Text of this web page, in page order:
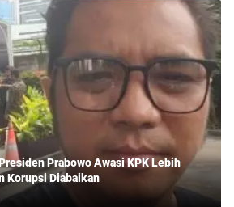
Prabowo Awasi KPK Lebih
Korupsi Diabaikan